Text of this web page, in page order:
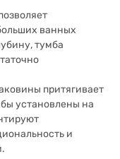
ванных
тумба
притягивает
установлены на
и